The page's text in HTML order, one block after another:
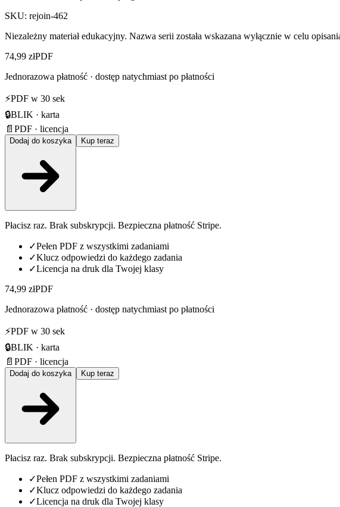
SKU: rejoin-462
Niezależny materiał edukacyjny. Nazwa serii została wskazana wyłącznie w celu
74,99 złPDF
Jednorazowa płatność · dostęp natychmiast po płatności
⚡PDF w 30 sek
🔒BLIK · karta
📄 PDF · licencja
Dodaj do koszyka Kup teraz
Płacisz raz. Brak subskrypcji. Bezpieczna płatność Stripe.
✓Pełen PDF z wszystkimi zadaniami
✓Klucz odpowiedzi do każdego zadania
✓Licencja na druk dla Twojej klasy
74,99 złPDF
Jednorazowa płatność · dostęp natychmiast po płatności
⚡PDF w 30 sek
🔒BLIK · karta
📄 PDF · licencja
Dodaj do koszyka Kup teraz
Płacisz raz. Brak subskrypcji. Bezpieczna płatność Stripe.
✓Pełen PDF z wszystkimi zadaniami
✓Klucz odpowiedzi do każdego zadania
✓Licencja na druk dla Twojej klasy